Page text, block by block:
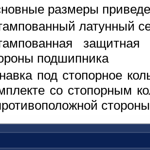
размеры
латунный
подшипника
под стопорное
со стопорным
стороны